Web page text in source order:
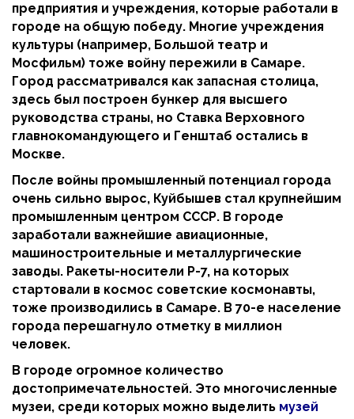
предприятия и учреждения, которые работали в
городе на общую победу. Многие учреждения
культуры (например, Большой театр и
Мосфильм) тоже войну пережили в Самаре.
Город рассматривался как запасная столица,
здесь был построен бункер для высшего
руководства страны, но Ставка Верховного
главнокомандующего и Генштаб остались в
Москве.
После войны промышленный потенциал города
очень сильно вырос, Куйбышев стал крупнейшим
промышленным центром СССР. В городе
заработали важнейшие авиационные,
машиностроительные и металлургические
заводы. Ракеты-носители Р-7, на которых
стартовали в космос советские космонавты,
тоже производились в Самаре. В 70-е население
города перешагнуло отметку в миллион
человек.
В городе огромное количество
достопримечательностей. Это многочисленные
музеи, среди которых можно выделить музей